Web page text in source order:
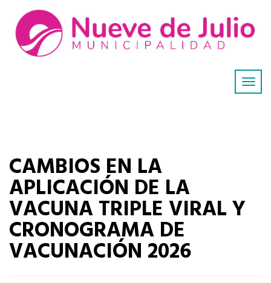
CAMBIOS EN LA
APLICACIÓN DE LA
VACUNA TRIPLE VIRAL Y
CRONOGRAMA DE
VACUNACIÓN 2026